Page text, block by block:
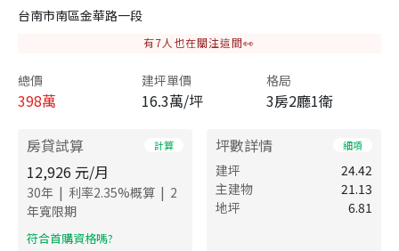
台南市南區金華路一段
有7人也在關注這間👀
總價
398萬
建坪單價
16.3萬/坪
格局
3房2廳1衛
房貸試算 計算
12,926 元/月
30年 | 利率2.35%概算 | 2
年寬限期
​符合首購資格嗎?
坪數詳情 細項
建坪
24.42
主建物
21.13
地坪
6.81